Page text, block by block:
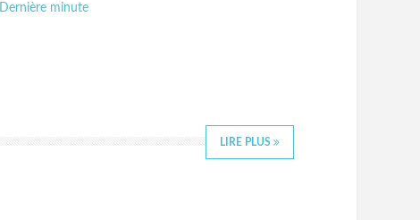
Dernière minute
LIRE PLUS